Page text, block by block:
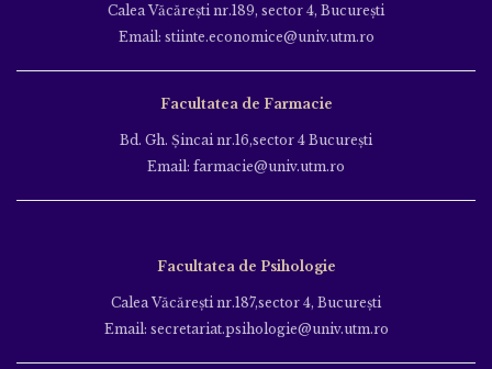
Calea Văcăreşti nr.189, sector 4, Bucureşti
Email: stiinte.economice@univ.utm.ro
Facultatea de Farmacie
Bd. Gh. Şincai nr.16,sector 4 Bucureşti
Email: farmacie@univ.utm.ro
Facultatea de Psihologie
Calea Văcăreşti nr.187,sector 4, Bucureşti
Email: secretariat.psihologie@univ.utm.ro